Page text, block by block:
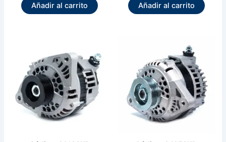
Añadir al carrito Añadir al carrito